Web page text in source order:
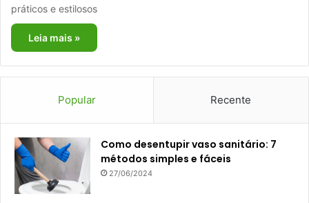
práticos e estilosos
Leia mais »
Popular Recente
Como desentupir vaso sanitário: 7
métodos simples e fáceis
27/06/2024